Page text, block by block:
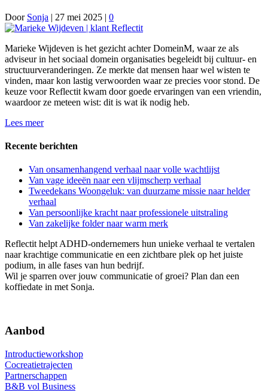
Door Sonja | 27 mei 2025 | 0
Marieke Wijdeven is het gezicht achter DomeinM, waar ze als
adviseur in het sociaal domein organisaties begeleidt bij cultuur- en
structuurveranderingen. Ze merkte dat mensen haar wel wisten te
vinden, maar kon lastig verwoorden waar ze precies voor stond. De
keuze voor Reflectit kwam door goede ervaringen van een vriendin,
waardoor ze meteen wist: dit is wat ik nodig heb.
Lees meer
Recente berichten
Van onsamenhangend verhaal naar volle wachtlijst
Van vage ideeën naar een vlijmscherp verhaal
Tweedekans Woongeluk: van duurzame missie naar helder
verhaal
Van persoonlijke kracht naar professionele uitstraling
Van zakelijke folder naar warm merk
Reflectit helpt ADHD-ondernemers hun unieke verhaal te vertalen
naar krachtige communicatie en een zichtbare plek op het juiste
podium, in alle fases van hun bedrijf.
Wil je sparren over jouw communicatie of groei? Plan dan een
koffiedate in met Sonja.
Aanbod
Introductieworkshop
Cocreatietrajecten
Partnerschappen
B&B vol Business